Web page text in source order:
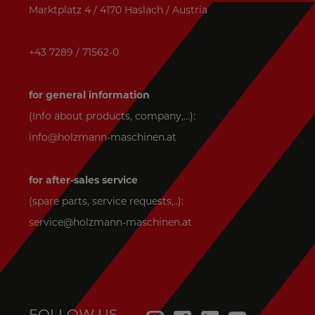
Marktplatz 4 / 4170 Haslach / Austria
+43 7289 / 71562-0
for general information
(Info about products, company,...):
info@holzmann-maschinen.at
for after-sales service
(spare parts, service requests,..):
service@holzmann-maschinen.at